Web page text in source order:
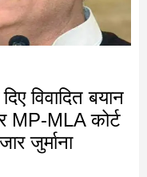
विवादित बयान
MP-MLA कोर्ट
जुर्माना